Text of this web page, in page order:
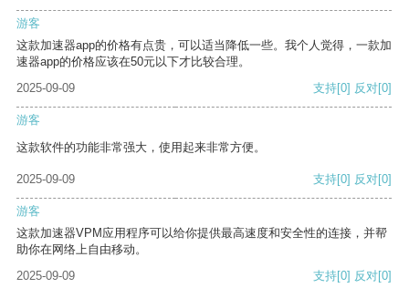
游客
这款加速器app的价格有点贵，可以适当降低一些。我个人觉得，一款加
速器app的价格应该在50元以下才比较合理。
2025-09-09
支持[0] 反对[0]
游客
这款软件的功能非常强大，使用起来非常方便。
2025-09-09 支持[0] 反对[0]
游客
这款加速器VPM应用程序可以给你提供最高速度和安全性的连接，并帮
助你在网络上自由移动。
2025-09-09
支持[0] 反对[0]